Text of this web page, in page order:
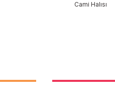
Cami Halısı